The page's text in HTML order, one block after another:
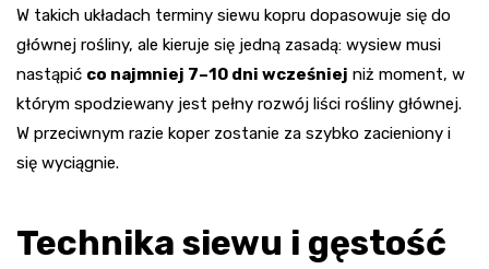
W takich układach terminy siewu kopru dopasowuje się do
głównej rośliny, ale kieruje się jedną zasadą: wysiew musi
nastąpić co najmniej 7–10 dni wcześniej niż moment, w
którym spodziewany jest pełny rozwój liści rośliny głównej.
W przeciwnym razie koper zostanie za szybko zacieniony i
się wyciągnie.
Technika siewu i gęstość